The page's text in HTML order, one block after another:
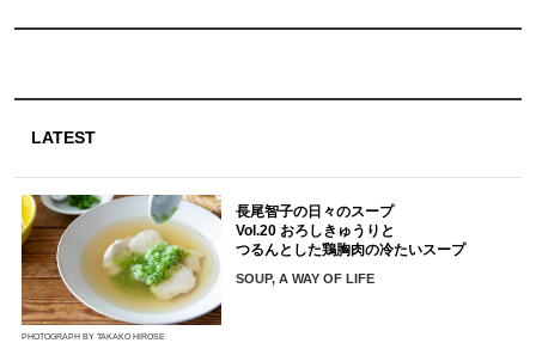
LATEST
PHOTOGRAPH BY TAKAKO HIROSE
長尾智子の日々のスープ
Vol.20 おろしきゅうりと
つるんとした鶏胸肉の冷たいスープ
SOUP, A WAY OF LIFE